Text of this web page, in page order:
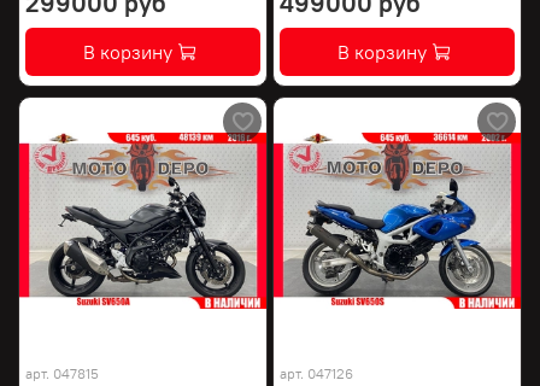
В корзину В корзину
арт. 047815 арт. 047126